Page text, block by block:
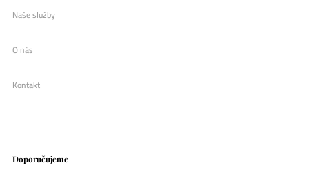
Naše služby
O nás
Kontakt
Doporučujeme